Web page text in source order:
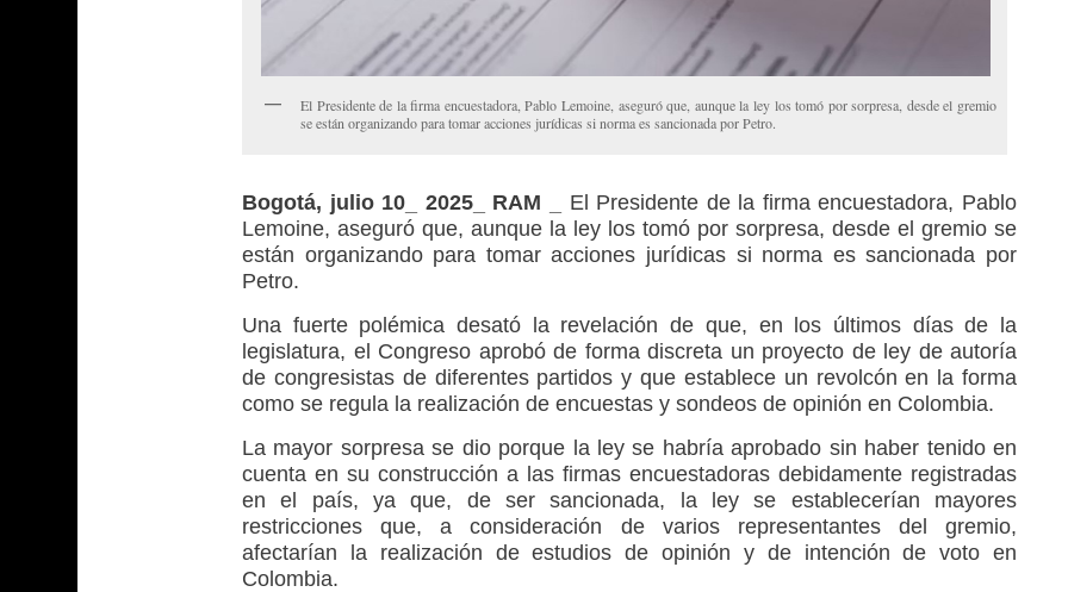
El Presidente de la firma encuestadora, Pablo Lemoine, aseguró que, aunque la ley los tomó por sorpresa, desde el gremio
se están organizando para tomar acciones jurídicas si norma es sancionada por Petro.
Bogotá, julio 10_ 2025_ RAM _
El Presidente de la firma encuestadora, Pablo
Lemoine, aseguró que, aunque la ley los tomó por sorpresa, desde el gremio se
están organizando para tomar acciones jurídicas si norma es sancionada por
Petro.
Una fuerte polémica desató la revelación de que, en los últimos días de la
legislatura, el Congreso aprobó de forma discreta un proyecto de ley de autoría
de congresistas de diferentes partidos y que establece un revolcón en la forma
como se regula la realización de encuestas y sondeos de opinión en Colombia.
La mayor sorpresa se dio porque la ley se habría aprobado sin haber tenido en
cuenta en su construcción a las firmas encuestadoras debidamente registradas
en el país, ya que, de ser sancionada, la ley se establecerían mayores
restricciones que, a consideración de varios representantes del gremio,
afectarían la realización de estudios de opinión y de intención de voto en
Colombia.